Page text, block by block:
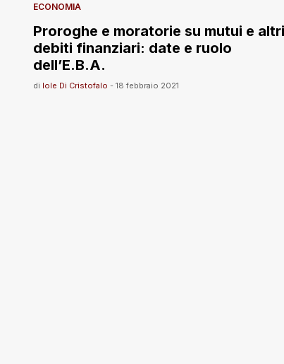
ECONOMIA
Proroghe e moratorie su mutui e altri
debiti finanziari: date e ruolo
dell’E.B.A.
di Iole Di Cristofalo - 18 febbraio 2021